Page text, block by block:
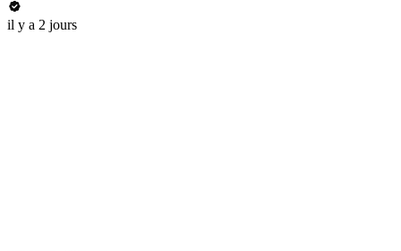
il y a 2 jours